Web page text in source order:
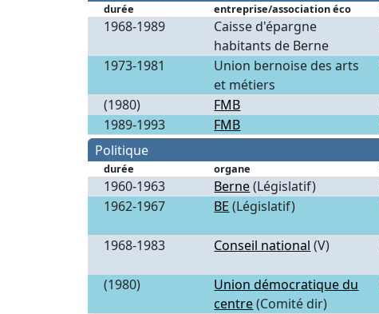
durée entreprise/association éco
1968-1989
Caisse d'épargne
habitants de Berne
1973-1981
Union bernoise des arts
et métiers
(1980) FMB
1989-1993
FMB
Politique
durée organe
1960-1963 Berne(Législatif)
1962-1967 BE (Législatif)
1968-1983
Conseil national (V)
(1980)
Union démocratique du
centre(Comité dir)